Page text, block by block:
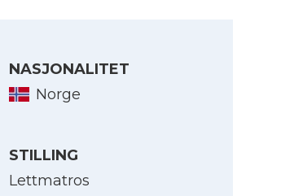
NASJONALITET
Norge
STILLING
Lettmatros